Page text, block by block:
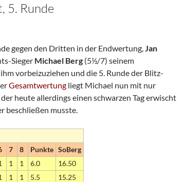
5. Runde
gegen den Dritten in der Endwertung,Jan
Sieger Michael Berg (5½/7) seinem
vorbeizuziehen und die 5. Runde der Blitz-
Gesamtwertung liegt Michael nun mit nur
der heute allerdings einen schwarzen Tag erwischt
beschließen musste.
7 8 Punkte SoBerg
1 1 6.0
16.50
1 1 5.5
15.25